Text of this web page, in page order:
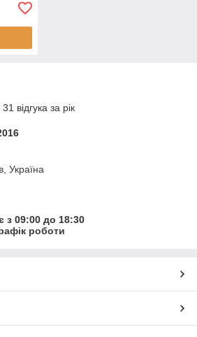
відгука за рік
Україна
з 09:00 до 18:30
роботи